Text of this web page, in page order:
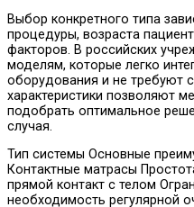
Выбор конкретного типа
процедуры, возраста
факторов. В российских
моделям, которые легко
оборудования и не
характеристики позволяют
подобрать оптимальное
случая.
Тип системы Основные
Контактные матрасы
прямой контакт с телом
необходимость регулярной